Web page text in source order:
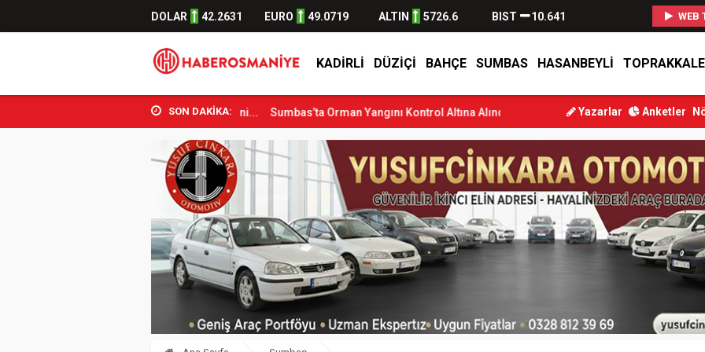
DOLAR 42.2631 EURO 49.0719 ALTIN 5726.6 BIST 10.641 WEB
KADIRLI DÜZIÇI BAHÇE SUMBAS HASANBEYLI TOPRAKKALE
SON DAKİKA:
Bakanı Osman Aşkın Bak Osmani... Sumbas’ta Orman Yangını Kontrol Altına Alındı Osmaniye’de Tren Çarpması: Genç Yaralandı
Yazarlar Anketler